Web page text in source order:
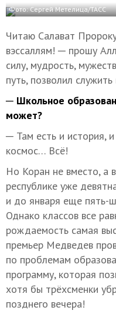
Фото: Сергей Метелица/ТАСС
Читаю Салават
вэссаллям! ─ прошу
силу, мудрость,
путь, позволил
─ Школьное
может?
─ Там есть и история,
космос… Всё!
Но Коран не вместо, а
республике уже
и до января еще пять-
Однако классов все
рождаемость самая
премьер Медведев
по проблемам
программу, которая
хотя бы трёхсменки
позднего вечера!